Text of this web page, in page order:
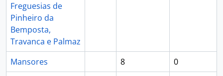
Freguesias de
Pinheiro da
Bemposta,
Travanca e Palmaz
Mansores 8 0